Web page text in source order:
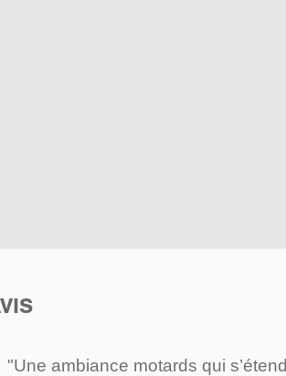
"Une ambiance motards qui s’étend